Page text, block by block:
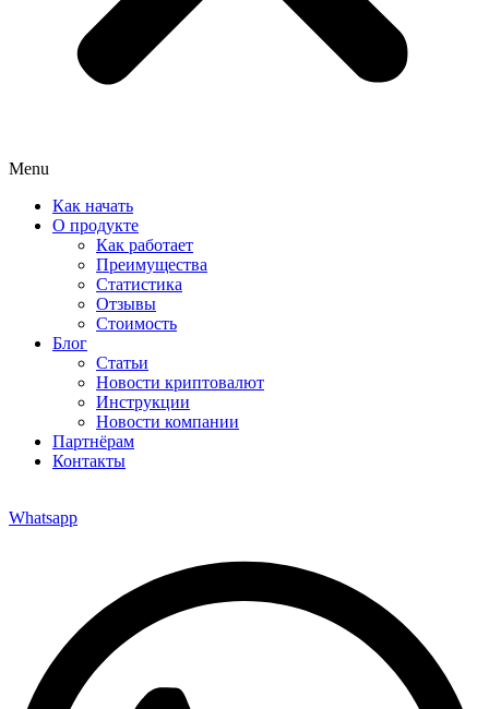
Menu
Как начать
О продукте
Как работает
Преимущества
Статистика
Отзывы
Стоимость
Блог
Статьи
Новости криптовалют
Инструкции
Новости компании
Партнёрам
Контакты
Whatsapp